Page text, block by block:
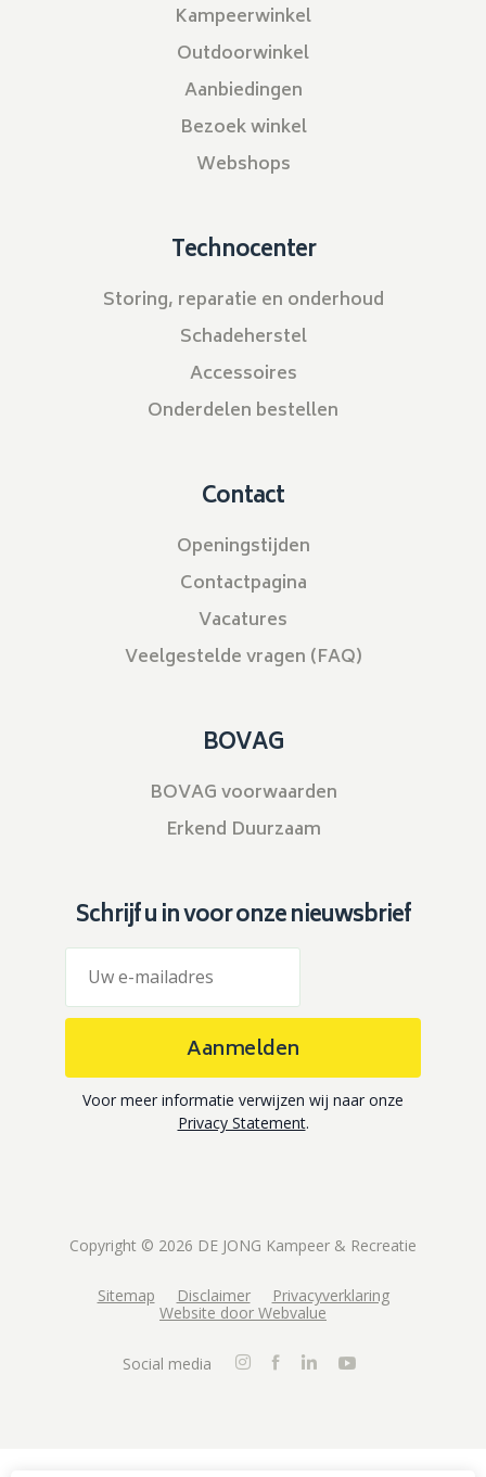
Kampeerwinkel
Outdoorwinkel
Aanbiedingen
Bezoek winkel
Webshops
Technocenter
Storing, reparatie en onderhoud
Schadeherstel
Accessoires
Onderdelen bestellen
Contact
Openingstijden
Contactpagina
Vacatures
Veelgestelde vragen (FAQ)
BOVAG
BOVAG voorwaarden
Erkend Duurzaam
Schrijf u in voor onze nieuwsbrief
Aanmelden
Voor meer informatie verwijzen wij naar onze
Privacy Statement.
Copyright © 2026 DE JONG Kampeer & Recreatie
Sitemap Disclaimer
Privacyverklaring
Website door Webvalue
Social media